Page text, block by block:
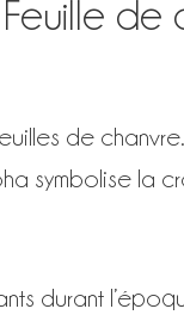
de
de
symbolise la
durant